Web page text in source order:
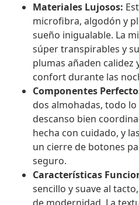
Materiales Lujosos:
microfibra, algodón y
sueño inigualable. La
súper transpirables y
plumas añaden calidez
confort durante las
Componentes
dos almohadas, todo
descanso bien
hecha con cuidado, y
un cierre de botones
seguro.
Características
sencillo y suave al